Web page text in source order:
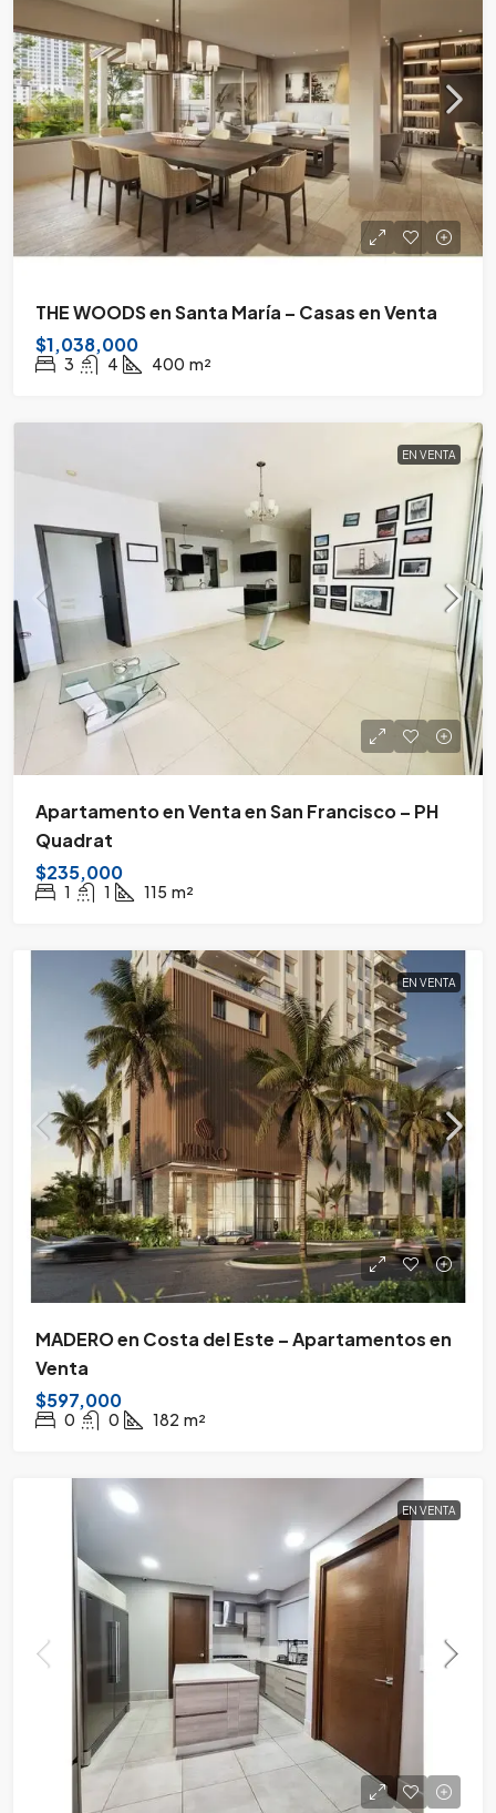
THE WOODS en Santa María – Casas en Venta
$1,038,000
3 4 400 m²
EN VENTA
Apartamento en Venta en San Francisco – PH
Quadrat
$235,000
1 1 115 m²
EN VENTA
MADERO en Costa del Este – Apartamentos en
Venta
$597,000
0 0 182 m²
EN VENTA